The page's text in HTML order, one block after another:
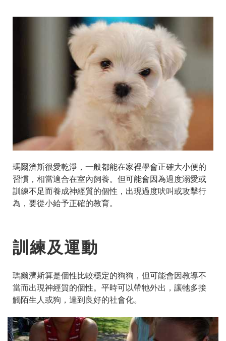
瑪爾濟斯很愛乾淨，一般都能在家裡學會正確大小便的
習慣，相當適合在室內飼養。但可能會因為過度溺愛或
訓練不足而養成神經質的個性，出現過度吠叫或攻擊行
為，要從小給予正確的教育。
訓練及運動
瑪爾濟斯算是個性比較穩定的狗狗，但可能會因教導不
當而出現神經質的個性。平時可以帶牠外出，讓牠多接
觸陌生人或狗，達到良好的社會化。